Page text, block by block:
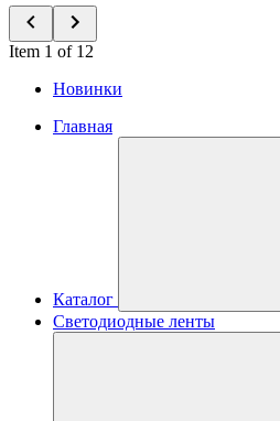
Item 1 of 12
Новинки
Главная
Каталог
Светодиодные ленты